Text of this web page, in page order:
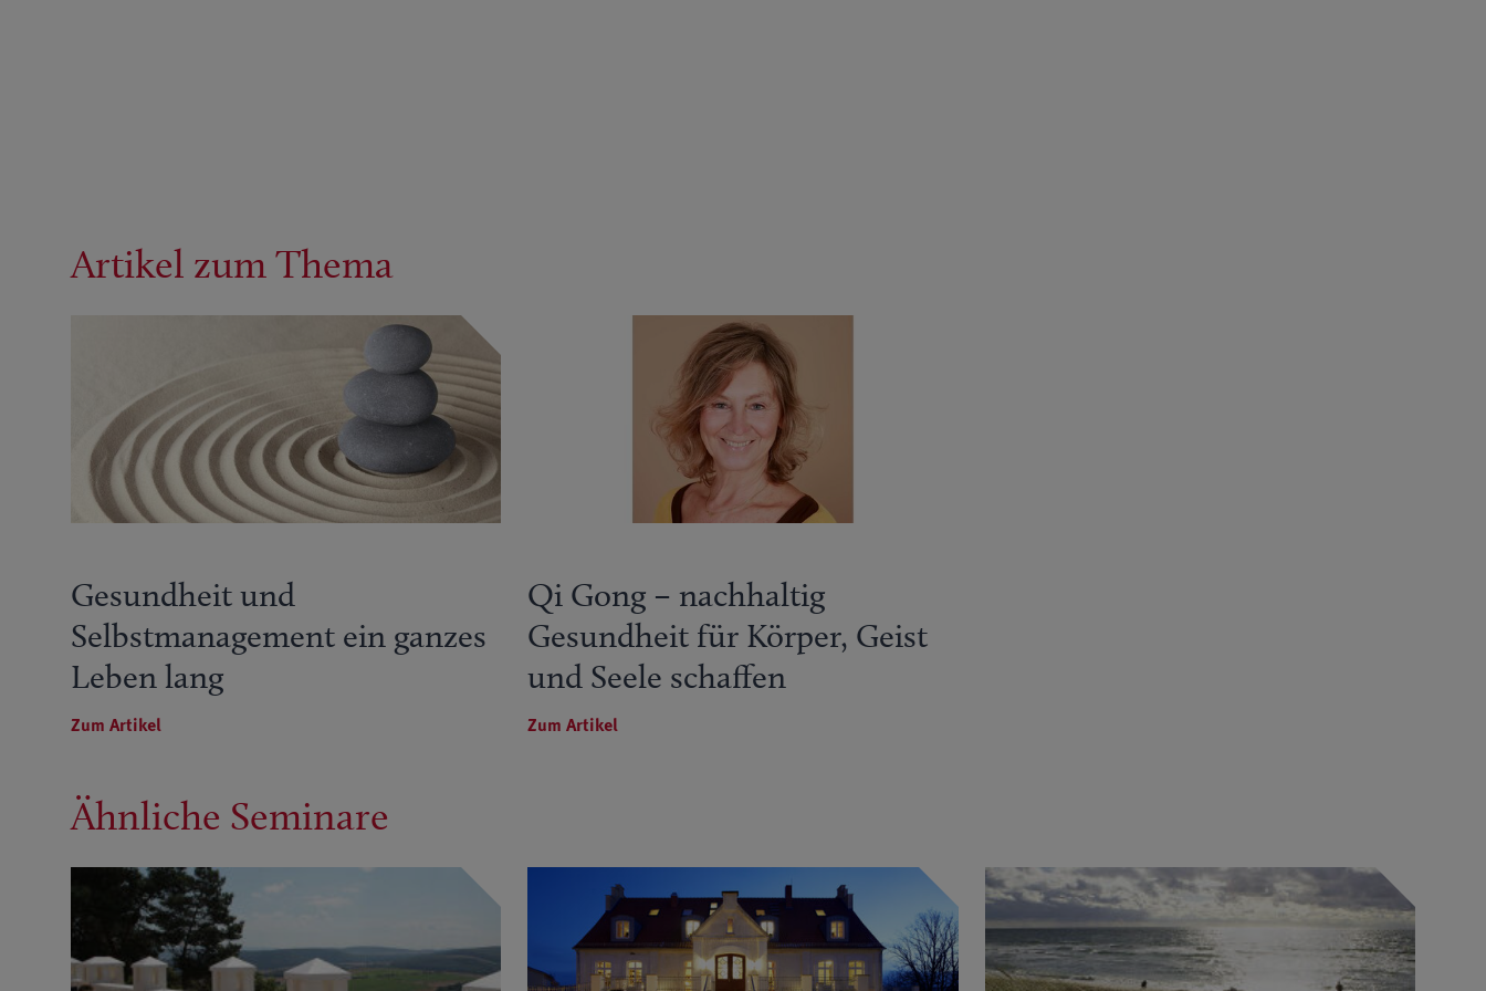
Artikel zum Thema
Gesundheit und
Selbstmanagement ein ganzes
Leben lang
Zum Artikel
Qi Gong – nachhaltig
Gesundheit für Körper, Geist
und Seele schaffen
Zum Artikel
Ähnliche Seminare